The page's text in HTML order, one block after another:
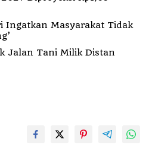
Ingatkan Masyarakat Tidak
Jalan Tani Milik Distan